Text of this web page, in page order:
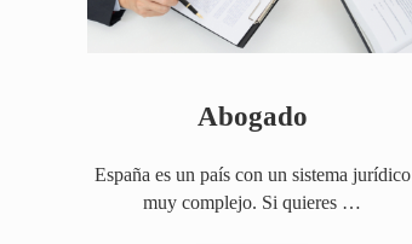
Abogado
España es un país con un sistema jurídico
muy complejo. Si quieres …